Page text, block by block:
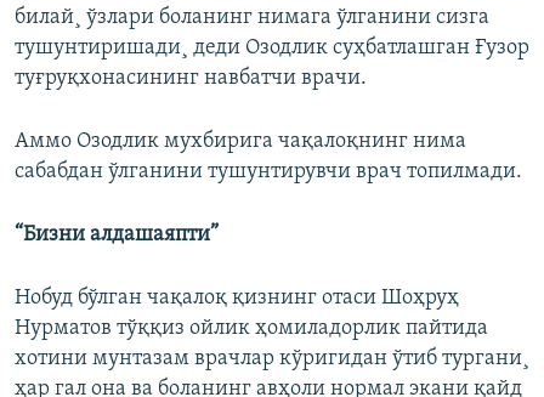
билай¸ ўзлари боланинг нимага ўлганини сизга
тушунтиришади¸ деди Озодлик суҳбатлашган Ғузор
туғруқхонасининг навбатчи врачи.
Аммо Озодлик мухбирига чақалоқнинг нима
сабабдан ўлганини тушунтирувчи врач топилмади.
“Бизни алдашаяпти”
Нобуд бўлган чақалоқ қизнинг отаси Шоҳруҳ
Нурматов тўққиз ойлик ҳомиладорлик пайтида
хотини мунтазам врачлар кўригидан ўтиб тургани¸
ҳар гал она ва боланинг авҳоли нормал экани қайд